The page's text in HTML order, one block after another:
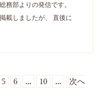
務部よりの発信です。
載しましたが、 直後に
5 6 ... 10 ...
次へ